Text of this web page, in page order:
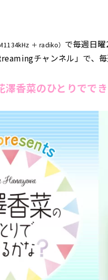
＋ radiko） で毎週日曜
チャンネル」で、
香菜のひとりででき